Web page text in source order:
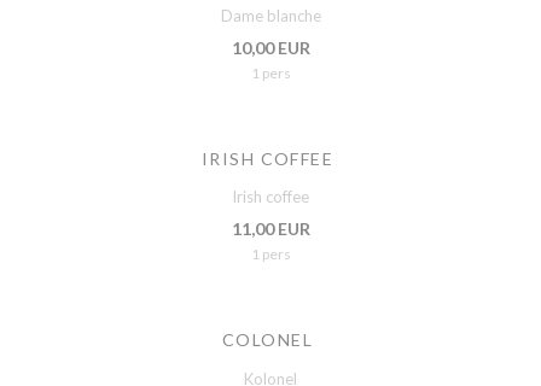
Dame blanche
10,00 EUR
1 pers
IRISH COFFEE
Irish coffee
11,00 EUR
1 pers
COLONEL
Kolonel